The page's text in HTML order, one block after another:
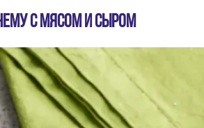
а лучшие из них
с мясом и сыром